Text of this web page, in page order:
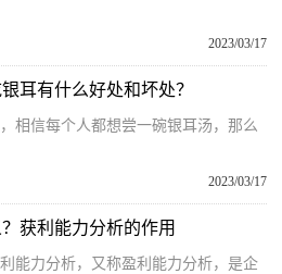
2023/03/17
耳有什么好处和坏处？
相信每个人都想尝一碗银耳汤，那么
2023/03/17
获利能力分析的作用
能力分析，又称盈利能力分析，是企